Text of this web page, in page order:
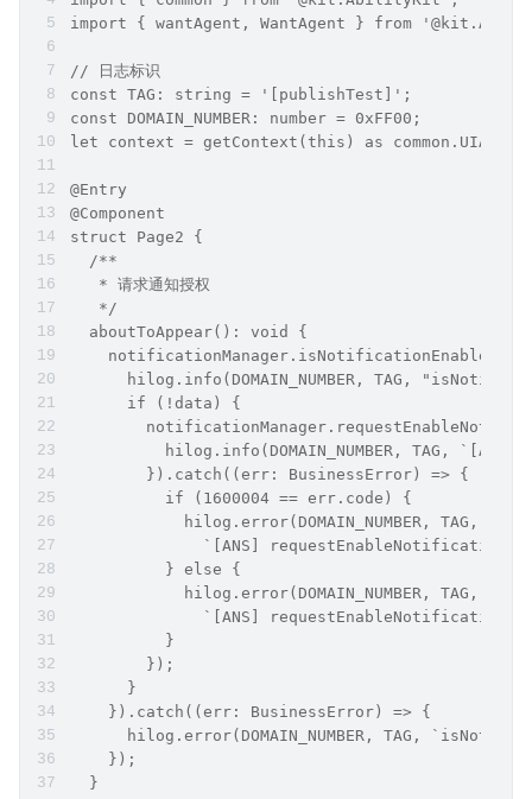
import { wantAgent, WantAgent } from
// 日志标识
const TAG: string = '[publishTest]';
const DOMAIN_NUMBER: number = 0xFF00;
let context = getContext(this) as
@Entry
@Component
struct Page2 {
  /**
   * 请求通知授权
   */
  aboutToAppear(): void {
hilog.info(DOMAIN_NUMBER, TAG,
      if (!data) {
hilog.info(DOMAIN_NUMBER, TAG, `[ANS]
        }).catch((err: BusinessError) => {
          if (1600004 == err.code) {
            hilog.error(DOMAIN_NUMBER, TAG,
`[ANS] requestEnableNotification
          } else {
            hilog.error(DOMAIN_NUMBER, TAG,
`[ANS] requestEnableNotification
          }
        });
      }
    }).catch((err: BusinessError) => {
hilog.error(DOMAIN_NUMBER, TAG,
    });
  }